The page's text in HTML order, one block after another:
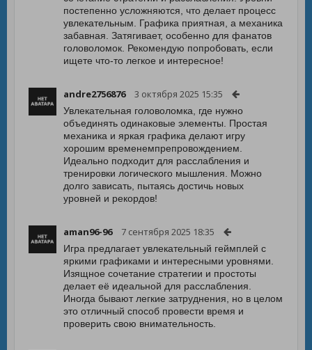
постепенно усложняются, что делает процесс
увлекательным. Графика приятная, а механика
забавная. Затягивает, особенно для фанатов
головоломок. Рекомендую попробовать, если
ищете что-то легкое и интересное!
andre2756876 3 октября 2025 15:35
Увлекательная головоломка, где нужно
объединять одинаковые элементы. Простая
механика и яркая графика делают игру
хорошим временемпрепровождением.
Идеально подходит для расслабления и
тренировки логического мышления. Можно
долго зависать, пытаясь достичь новых
уровней и рекордов!
aman96-96 7 сентября 2025 18:35
Игра предлагает увлекательный геймплей с
яркими графиками и интересными уровнями.
Изящное сочетание стратегии и простоты
делает её идеальной для расслабления.
Иногда бывают легкие затруднения, но в целом
это отличный способ провести время и
проверить свою внимательность.